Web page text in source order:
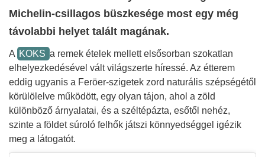
Michelin-csillagos büszkesége most egy még
távolabbi helyet talált magának.
A KOKS a remek ételek mellett elsősorban szokatlan
elhelyezkedésével vált világszerte híressé. Az étterem
eddig ugyanis a Feröer-szigetek zord naturális szépségétől
körülölelve működött, egy olyan tájon, ahol a zöld
különböző árnyalatai, és a széltépázta, esőtől nehéz,
szinte a földet súroló felhők játszi könnyedséggel igézik
meg a látogatót.